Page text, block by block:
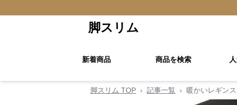
脚スリム
新着商品 商品を検索
脚スリム TOP › 記事一覧 › 暖かいレギン